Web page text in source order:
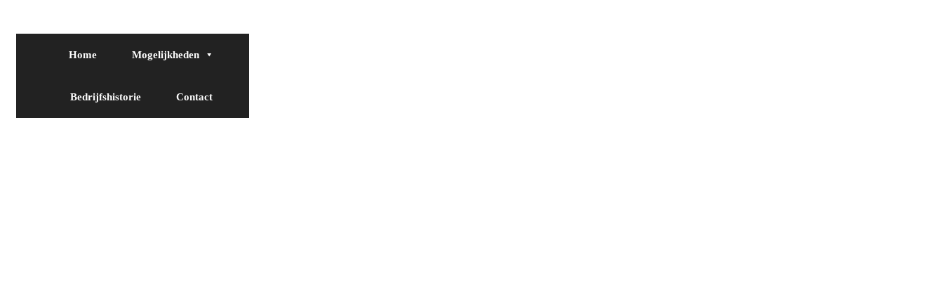
Home Mogelijkheden
Bedrijfshistorie Contact